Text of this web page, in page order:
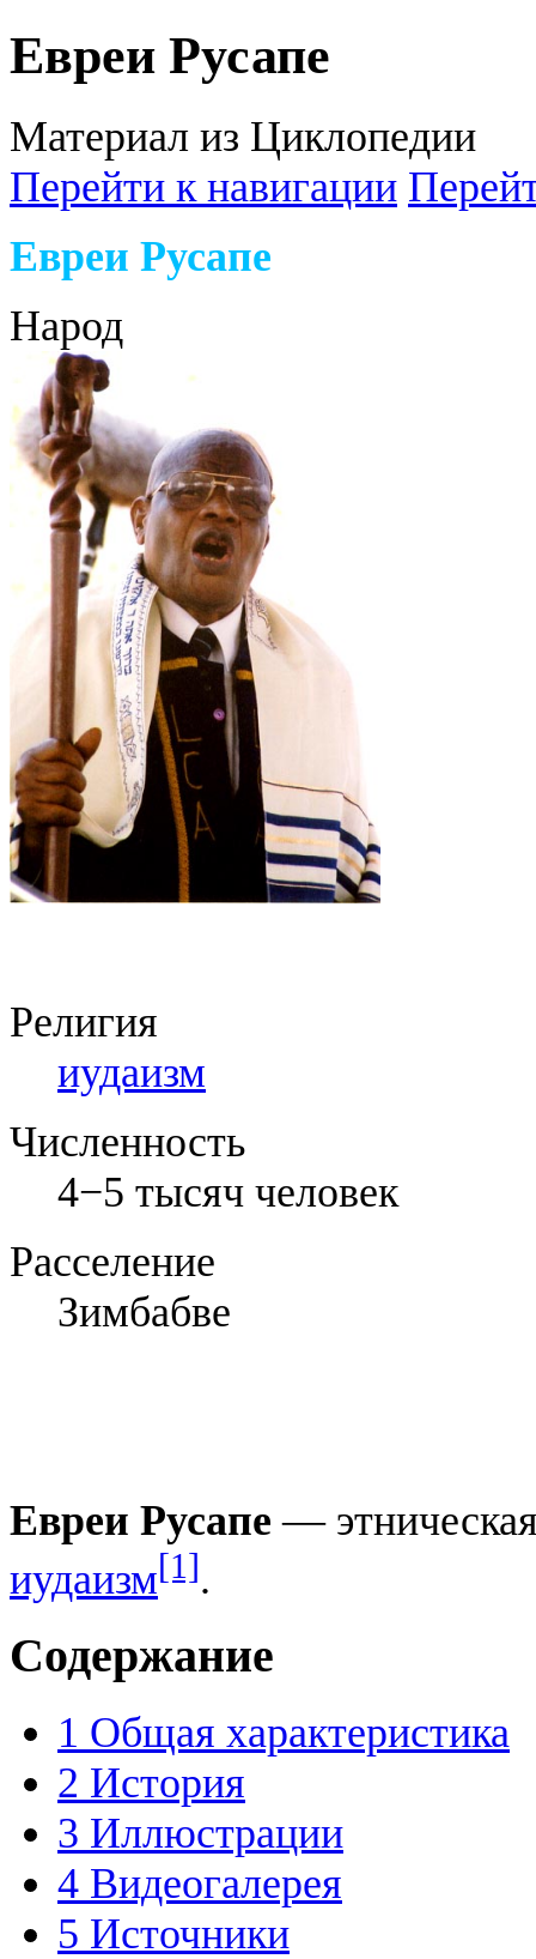
Евреи Русапе
Материал из Циклопедии
Перейти к навигации
Евреи Русапе
Народ
Религия
иудаизм
Численность
4−5 тысяч человек
Расселение
Зимбабве
Евреи Русапе —
иудаизм[1].
Содержание
1 Общая характеристика
2 История
3 Иллюстрации
4 Видеогалерея
5 Источники